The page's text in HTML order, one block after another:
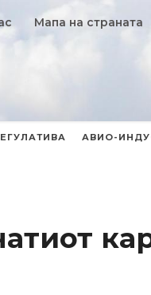
Мапа на страната
АВИО-